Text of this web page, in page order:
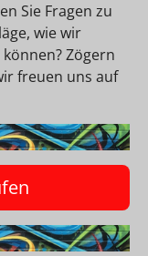
Sie Fragen zu
wie wir
Zögern
freuen uns auf